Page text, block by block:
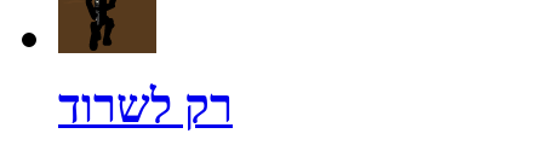
רק לשרוד